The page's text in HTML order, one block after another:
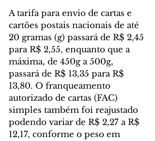
A tarifa para envio de cartas e
cartões postais nacionais de até
20 gramas (g) passará de R$ 2,45
para R$ 2,55, enquanto que a
máxima, de 450g a 500g,
passará de R$ 13,35 para R$
13,80. O franqueamento
autorizado de cartas (FAC)
simples também foi reajustado
podendo variar de R$ 2,27 a R$
12,17, conforme o peso em